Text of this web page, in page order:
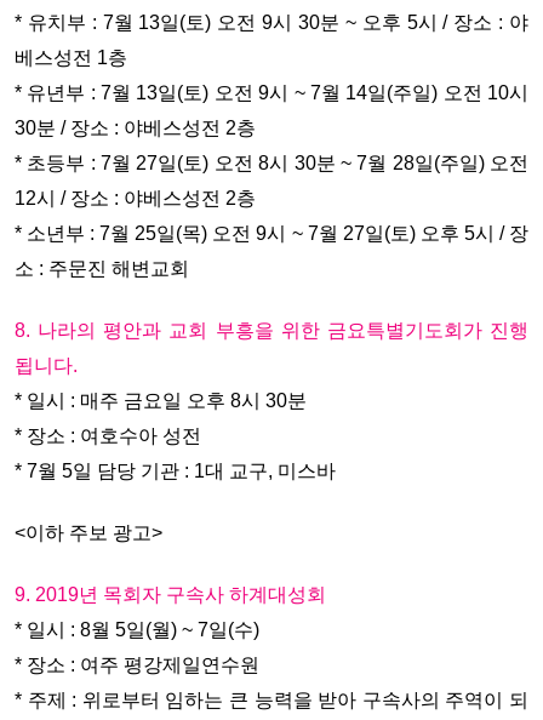
* 유치부 : 7월 13일(토) 오전 9시 30분 ~ 오후 5시 / 장소 : 야
베스성전 1층
* 유년부 : 7월 13일(토) 오전 9시 ~ 7월 14일(주일) 오전 10시
30분 / 장소 : 야베스성전 2층
* 초등부 : 7월 27일(토) 오전 8시 30분 ~ 7월 28일(주일) 오전
12시 / 장소 : 야베스성전 2층
* 소년부 : 7월 25일(목) 오전 9시 ~ 7월 27일(토) 오후 5시 / 장
소 : 주문진 해변교회
8. 나라의 평안과 교회 부흥을 위한 금요특별기도회가 진행
됩니다.
* 일시 : 매주 금요일 오후 8시 30분
* 장소 : 여호수아 성전
* 7월 5일 담당 기관 : 1대 교구, 미스바
<이하 주보 광고>
9. 2019년 목회자 구속사 하계대성회
* 일시 : 8월 5일(월) ~ 7일(수)
* 장소 : 여주 평강제일연수원
* 주제 : 위로부터 임하는 큰 능력을 받아 구속사의 주역이 되